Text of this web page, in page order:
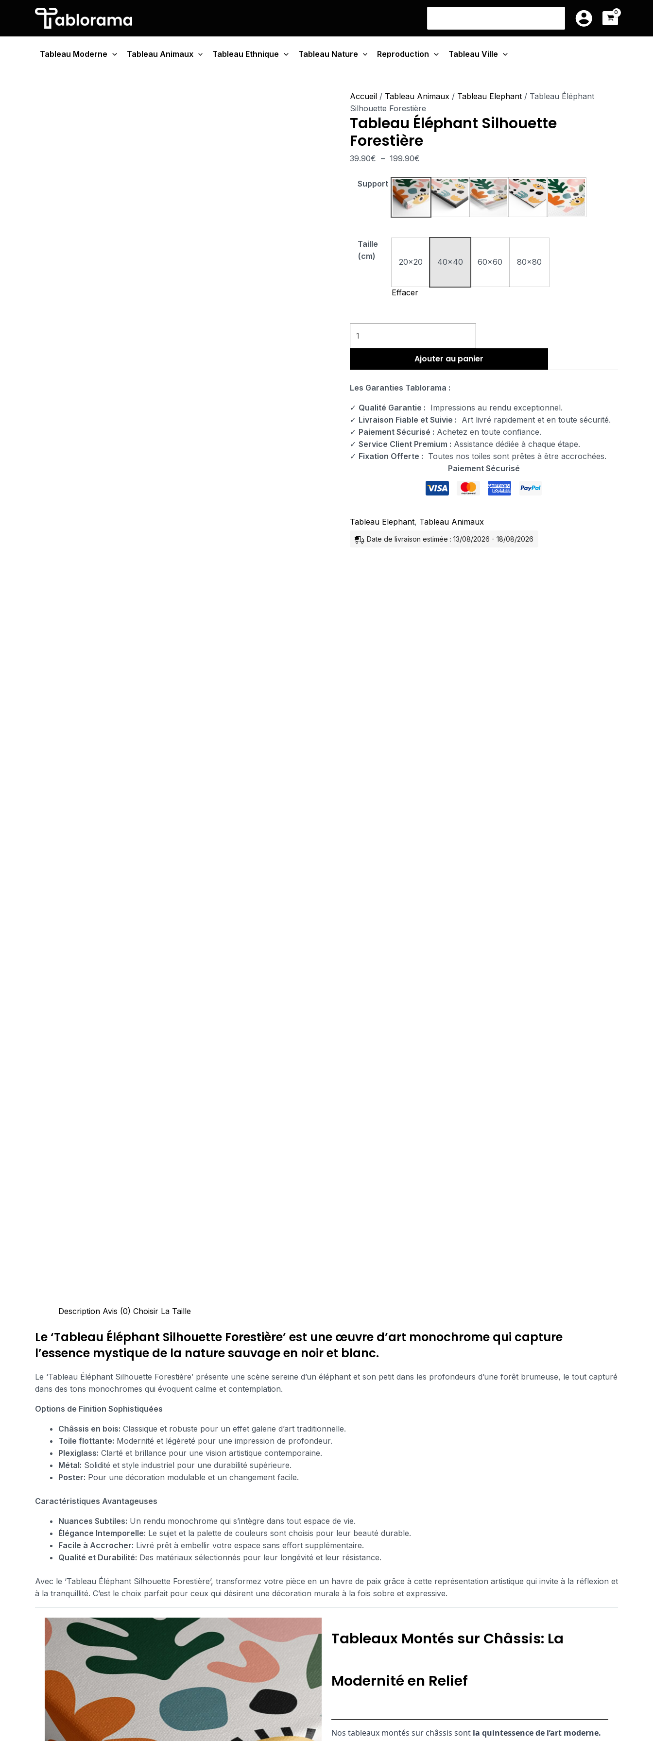
Tableau Moderne Tableau Animaux Tableau Ethnique Tableau Nature Reproduction Tableau Ville
Accueil / Tableau Animaux / Tableau Elephant / Tableau Éléphant
Silhouette Forestière
Tableau Éléphant Silhouette
Forestière
39.90€ – 199.90€
Plage
prix :
à
Support
Tableau Monté Sur Châssis
Tableau Cadre Flottant
Tableau PlexiglasTableau AluminiumPoster sur Papier
Taille
(cm)
20x20 40x40 60x60 80x80
Effacer
Silhouette
Ajouter au panier
Les Garanties Tablorama :
✓ Qualité Garantie : Impressions au rendu exceptionnel.
✓ Livraison Fiable et Suivie : Art livré rapidement et en toute sécurité.
✓ Paiement Sécurisé : Achetez en toute confiance.
✓ Service Client Premium : Assistance dédiée à chaque étape.
✓ Fixation Offerte : Toutes nos toiles sont prêtes à être accrochées.
Paiement Sécurisé
Tableau Elephant, Tableau Animaux
Date de livraison estimée : 13/08/2026 - 18/08/2026
Description Avis (0) Choisir La Taille
Le ‘Tableau Éléphant Silhouette Forestière’ est une œuvre d’art monochrome qui capture
l’essence mystique de la nature sauvage en noir et blanc.
Le ‘Tableau Éléphant Silhouette Forestière’ présente une scène sereine d’un éléphant et son petit dans les profondeurs d’une forêt brumeuse, le tout capturé
dans des tons monochromes qui évoquent calme et contemplation.
Options de Finition Sophistiquées
Châssis en bois: Classique et robuste pour un effet galerie d’art traditionnelle.
Toile flottante: Modernité et légèreté pour une impression de profondeur.
Plexiglass: Clarté et brillance pour une vision artistique contemporaine.
Métal: Solidité et style industriel pour une durabilité supérieure.
Poster: Pour une décoration modulable et un changement facile.
Caractéristiques Avantageuses
Nuances Subtiles: Un rendu monochrome qui s’intègre dans tout espace de vie.
Élégance Intemporelle: Le sujet et la palette de couleurs sont choisis pour leur beauté durable.
Facile à Accrocher: Livré prêt à embellir votre espace sans effort supplémentaire.
Qualité et Durabilité: Des matériaux sélectionnés pour leur longévité et leur résistance.
Avec le ‘Tableau Éléphant Silhouette Forestière’, transformez votre pièce en un havre de paix grâce à cette représentation artistique qui invite à la réflexion et
à la tranquillité. C’est le choix parfait pour ceux qui désirent une décoration murale à la fois sobre et expressive.
Tableaux Montés sur Châssis: La
Modernité en Relief
Nos tableaux montés sur châssis sont la quintessence de l’art moderne.
39.90€
199.90€